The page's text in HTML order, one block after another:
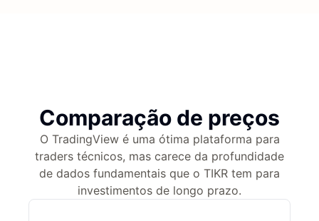
Comparação de preços
O TradingView é uma ótima plataforma para
traders técnicos, mas carece da profundidade
de dados fundamentais que o TIKR tem para
investimentos de longo prazo.